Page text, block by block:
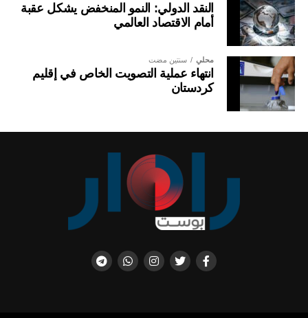
النقد الدولي: النمو المنخفض يشكل عقبة
أمام الاقتصاد العالمي
محلي سنتين مضت
انتهاء عملية التصويت الخاص في إقليم
كردستان